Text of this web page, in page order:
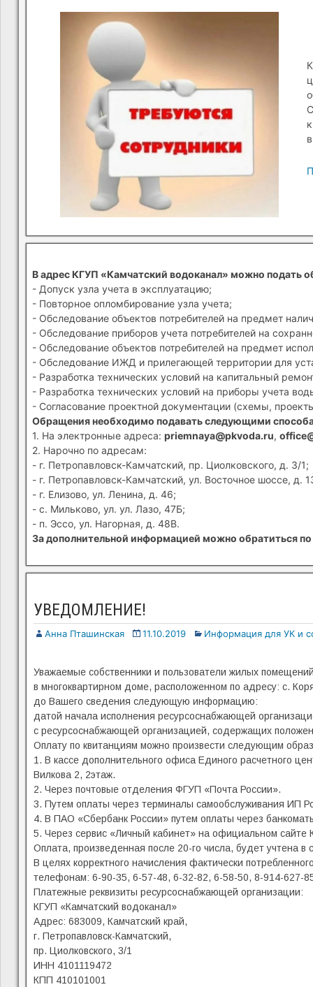
В адрес КГУП «Камчатский водоканал» можно подать
- Допуск узла учета в эксплуатацию;
- Повторное опломбирование узла учета;
- Обследование объектов потребителей на предмет
- Обследование приборов учета потребителей на
- Обследование объектов потребителей на предмет
- Обследование ИЖД и прилегающей территории для
- Разработка технических условий на капитальный
- Разработка технических условий на приборы учета
- Согласование проектной документации (схемы,
Обращения необходимо подавать следующими
1. На электронные адреса: priemnaya@pkvoda.ru,
2. Нарочно по адресам:
- г. Петропавловск-Камчатский, пр. Циолковского, д. 3/1;
- г. Петропавловск-Камчатский, ул. Восточное шоссе, д.
- г. Елизово, ул. Ленина, д. 46;
- с. Мильково, ул. ул. Лазо, 47Б;
- п. Эссо, ул. Нагорная, д. 48В.
За дополнительной информацией можно обратиться
УВЕДОМЛЕНИЕ!
Анна Пташинская 11.10.2019 Информация для УК и
Уважаемые собственники и пользователи жилых
в многоквартирном доме, расположенном по адресу: с.
до Вашего сведения следующую информацию:
датой начала исполнения ресурсоснабжающей
с ресурсоснабжающей организацией, содержащих
Оплату по квитанциям можно произвести следующим
1. В кассе дополнительного офиса Единого расчетного
Вилкова 2, 2этаж.
2. Через почтовые отделения ФГУП «Почта России».
3. Путем оплаты через терминалы самообслуживания
4. В ПАО «Сбербанк России» путем оплаты через
5. Через сервис «Личный кабинет» на официальном сайте
Оплата, произведенная после 20-го числа, будет учтена
В целях корректного начисления фактически
телефонам: 6-90-35, 6-57-48, 6-32-82, 6-58-50, 8-914-627-
Платежные реквизиты ресурсоснабжающей организации:
КГУП «Камчатский водоканал»
Адрес: 683009, Камчатский край,
г. Петропавловск-Камчатский,
пр. Циолковского, 3/1
ИНН 4101119472
КПП 410101001